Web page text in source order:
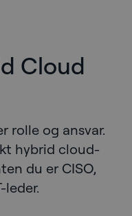
Cloud
rolle og ansvar.
hybrid cloud-
du er CISO,
leder.